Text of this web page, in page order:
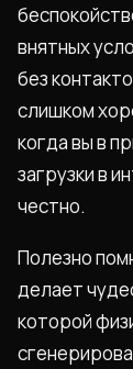
внятных
без
слишком
когда вы в
загрузки в
честно.
Полезно
делает
которой